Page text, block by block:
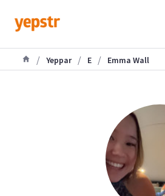
/ Yeppar / E / Emma Wall